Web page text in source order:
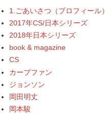
1.ごあいさつ（プロフィール）
2017年CS/日本シリーズ
2018年日本シリーズ
book & magazine
CS
カープファン
ジョンソン
岡田明丈
岡本駿